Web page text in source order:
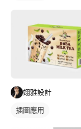
翊雅設計
插圖應用